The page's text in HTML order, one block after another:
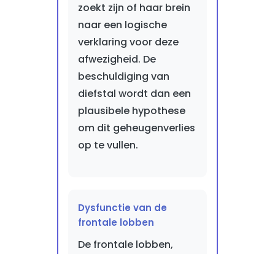
zoekt zijn of haar brein
naar een logische
verklaring voor deze
afwezigheid. De
beschuldiging van
diefstal wordt dan een
plausibele hypothese
om dit geheugenverlies
op te vullen.
Dysfunctie van de
frontale lobben
De frontale lobben,